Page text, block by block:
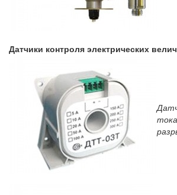
Датчики контроля электрических